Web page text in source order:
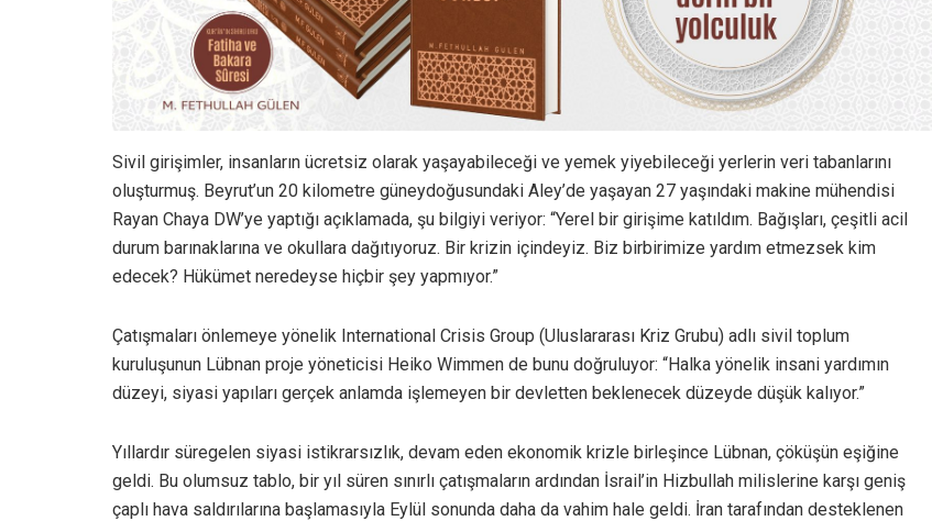
Sivil girişimler, insanların ücretsiz olarak yaşayabileceği ve yemek yiyebileceği yerlerin veri tabanlarını
oluşturmuş. Beyrut’un 20 kilometre güneydoğusundaki Aley’de yaşayan 27 yaşındaki makine mühendisi
Rayan Chaya DW’ye yaptığı açıklamada, şu bilgiyi veriyor: “Yerel bir girişime katıldım. Bağışları, çeşitli acil
durum barınaklarına ve okullara dağıtıyoruz. Bir krizin içindeyiz. Biz birbirimize yardım etmezsek kim
edecek? Hükümet neredeyse hiçbir şey yapmıyor.”
Çatışmaları önlemeye yönelik International Crisis Group (Uluslararası Kriz Grubu) adlı sivil toplum
kuruluşunun Lübnan proje yöneticisi Heiko Wimmen de bunu doğruluyor: “Halka yönelik insani yardımın
düzeyi, siyasi yapıları gerçek anlamda işlemeyen bir devletten beklenecek düzeyde düşük kalıyor.”
Yıllardır süregelen siyasi istikrarsızlık, devam eden ekonomik krizle birleşince Lübnan, çöküşün eşiğine
geldi. Bu olumsuz tablo, bir yıl süren sınırlı çatışmaların ardından İsrail’in Hizbullah milislerine karşı geniş
çaplı hava saldırılarına başlamasıyla Eylül sonunda daha da vahim hale geldi. İran tarafından desteklenen